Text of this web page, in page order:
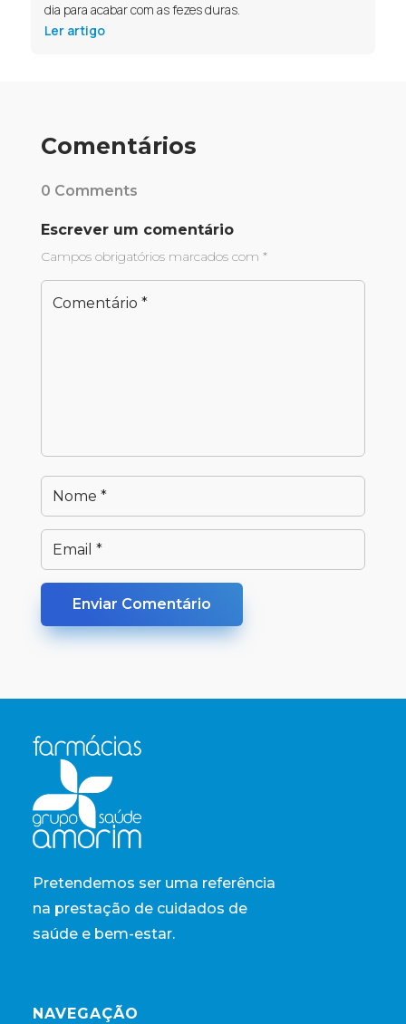
dia para acabar com as fezes duras.
Ler artigo
Comentários
0 Comments
Escrever um comentário
Campos obrigatórios marcados com *
Enviar Comentário
Pretendemos ser uma referência
na prestação de cuidados de
saúde e bem-estar.
NAVEGAÇÃO